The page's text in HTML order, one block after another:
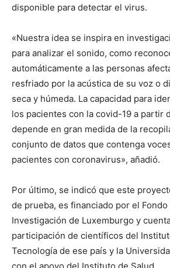
disponible para detectar el virus.
«Nuestra idea se inspira en
para analizar el sonido, como
automáticamente a las personas
resfriado por la acústica de su voz o
seca y húmeda. La capacidad para
los pacientes con la covid-19 a partir
depende en gran medida de la
conjunto de datos que contenga
pacientes con coronavirus», añadió.
Por último, se indicó que este
de prueba, es financiado por el Fondo
Investigación de Luxemburgo y
participación de científicos del
Tecnología de ese país y la